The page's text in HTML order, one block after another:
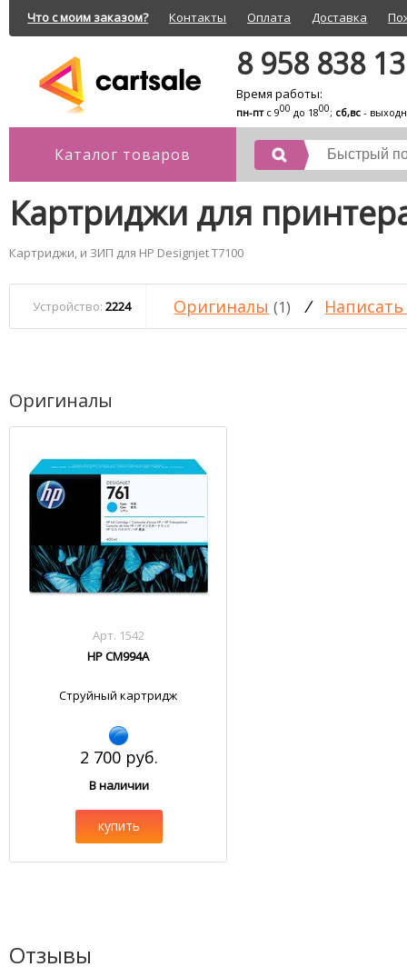
Что с моим заказом? Контакты Оплата Доставка
8 958 838
Время работы:
пн-птс 900 до 1800; сб,вс -
Каталог товаров
Картриджи для
Картриджи, и ЗИП для HP Designjet T7100
Устройство: 2224 Оригиналы (1) /
Оригиналы
Арт. 1542
HP CM994A
Струйный картридж
2 700 руб.
В наличии
купить
Отзывы